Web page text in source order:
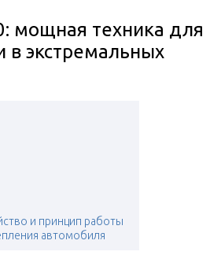
мощная техника для
в экстремальных
и принцип работы
автомобиля